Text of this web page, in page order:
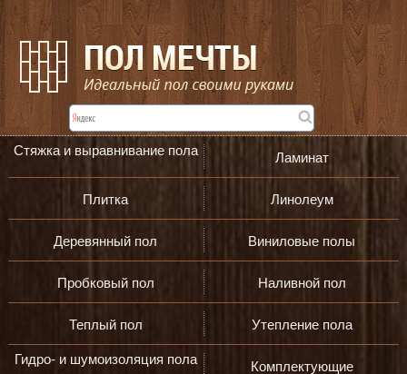
Стяжка и выравнивание пола Ламинат
Плитка Линолеум
Деревянный пол Виниловые полы
Пробковый пол Наливной пол
Теплый пол Утепление пола
Гидро- и шумоизоляция пола Комплектующие